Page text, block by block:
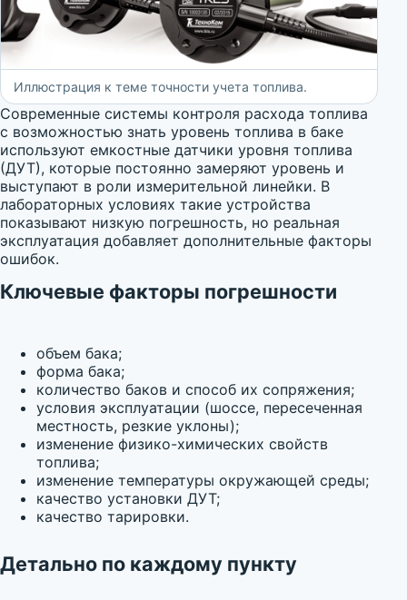
Иллюстрация к теме точности учета топлива.
Современные системы контроля расхода топлива
с возможностью знать уровень топлива в баке
используют емкостные датчики уровня топлива
(ДУТ), которые постоянно замеряют уровень и
выступают в роли измерительной линейки. В
лабораторных условиях такие устройства
показывают низкую погрешность, но реальная
эксплуатация добавляет дополнительные факторы
ошибок.
Ключевые факторы погрешности
объем бака;
форма бака;
количество баков и способ их сопряжения;
условия эксплуатации (шоссе, пересеченная
местность, резкие уклоны);
изменение физико-химических свойств
топлива;
изменение температуры окружающей среды;
качество установки ДУТ;
качество тарировки.
Детально по каждому пункту